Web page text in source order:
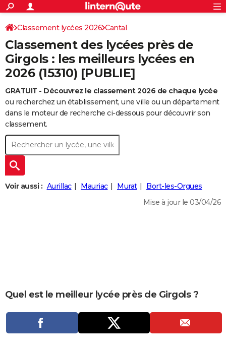
ACTUALITÉS
Politique
Société
Faits Divers
Education
Monde
Villes
+
SPORT
Coupe du monde 2026
Football
Tennis
Cyclisme
Rugby
Forum
CULTURE
Programme TV
TNT
Streaming
Cinéma
Sorties cinéma
Musique
+
FINANCE
Retraite
Impôts
Epargne
Immobilier
Risques naturels par ville
Banque
Assurance
Crédit
AUTO
Essais
Réserver un essai
Citadines
Berlines
SUV
Forum auto
+
HIGH-TECH
BRICOLAGE
Forum
Aménagement intérieur
Extérieur
Cuisine
Salle de bains
Jardinage
Rangement
+WEEK-END
Guides de France
Escapades
Patrimoine
Expositions
Musées
Week-end nature
+
LIFESTYLE
CARTE DE VOEUX
Carte de Noël
Carte Bonne année
Carte Saint-Valentin
Carte Pâques
Carte d'anniversaire
DICTIONNAIRE
S'inscrire
Connexion
Classement lycées 2026 Cantal
Classement des lycées près de
Girgols : les meilleurs lycées en
2026 (15310) [PUBLIE]
GRATUIT - Découvrez le classement 2026 de chaque lycée
ou recherchez un établissement, une ville ou un département
dans le moteur de recherche ci-dessous pour découvrir son
classement.
Voir aussi : Aurillac Mauriac Murat
Bort-les-Orgues
Mise à jour le 03/04/26
Quel est le meilleur lycée près de Girgols ?